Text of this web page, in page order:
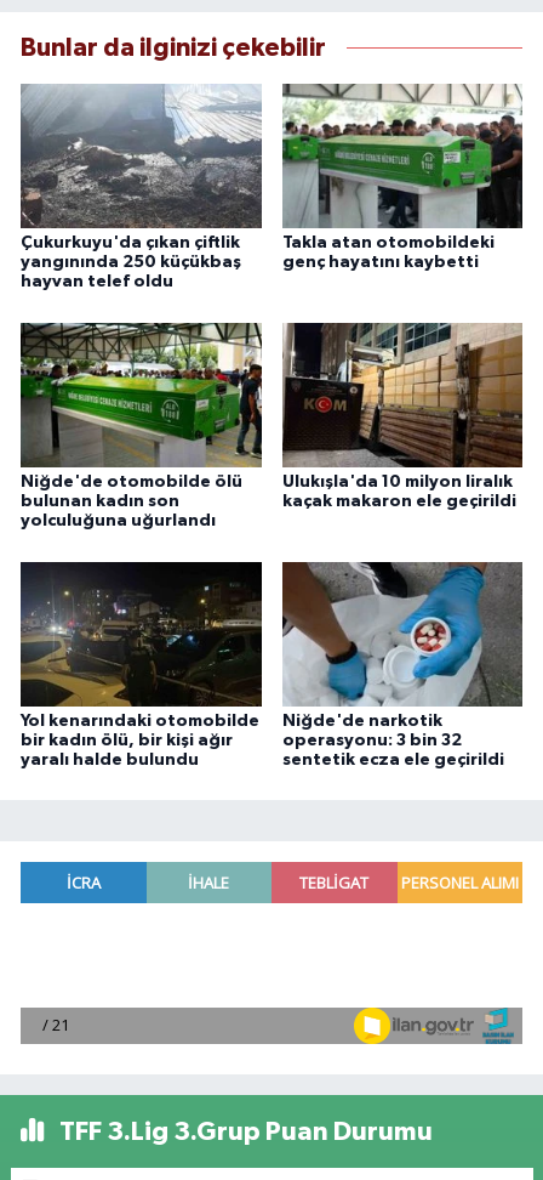
Bunlar da ilginizi çekebilir
Çukurkuyu'da çıkan çiftlik
yangınında 250 küçükbaş
hayvan telef oldu
Takla atan otomobildeki
genç hayatını kaybetti
Niğde'de otomobilde ölü
bulunan kadın son
yolculuğuna uğurlandı
Ulukışla'da 10 milyon liralık
kaçak makaron ele geçirildi
Yol kenarındaki otomobilde
bir kadın ölü, bir kişi ağır
yaralı halde bulundu
Niğde'de narkotik
operasyonu: 3 bin 32
sentetik ecza ele geçirildi
TFF 3.Lig 3.Grup Puan Durumu